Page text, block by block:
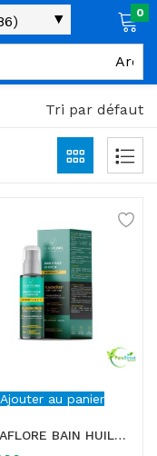
0
Tri par défaut
Ajouter au panier
ALMAFLORE BAIN HUILE POUR CHEVEUX 100ML